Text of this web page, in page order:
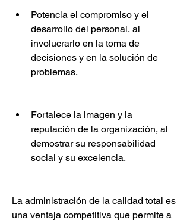
Potencia el compromiso y el
desarrollo del personal, al
involucrarlo en la toma de
decisiones y en la solución de
problemas.
Fortalece la imagen y la
reputación de la organización, al
demostrar su responsabilidad
social y su excelencia.
La administración de la calidad total es
una ventaja competitiva que permite a